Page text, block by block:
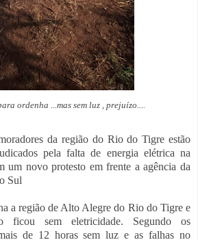
ordenha ...mas sem luz , prejuízo....
da região do Rio do Tigre estão
pela falta de energia elétrica na
um novo protesto em frente a agência da
Sul
a região de Alto Alegre do Rio do Tigre e
ficou sem eletricidade. Segundo os
de 12 horas sem luz e as falhas no